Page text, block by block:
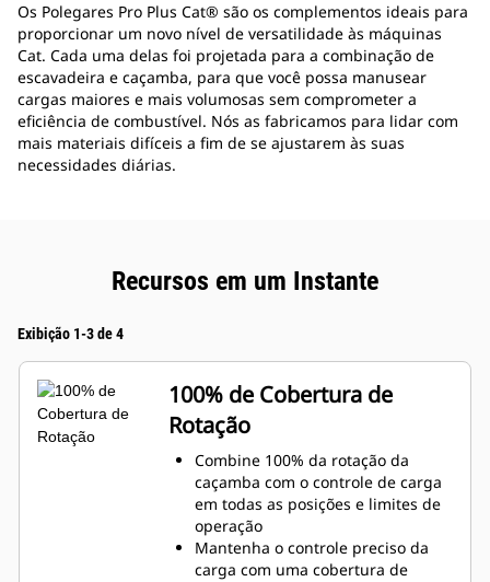
Os Polegares Pro Plus Cat® são os complementos ideais para
proporcionar um novo nível de versatilidade às máquinas
Cat. Cada uma delas foi projetada para a combinação de
escavadeira e caçamba, para que você possa manusear
cargas maiores e mais volumosas sem comprometer a
eficiência de combustível. Nós as fabricamos para lidar com
mais materiais difíceis a fim de se ajustarem às suas
necessidades diárias.
Recursos em um Instante
Exibição 1-3 de 4
100% de Cobertura de
Rotação
Combine 100% da rotação da
caçamba com o controle de carga
em todas as posições e limites de
operação
Mantenha o controle preciso da
carga com uma cobertura de